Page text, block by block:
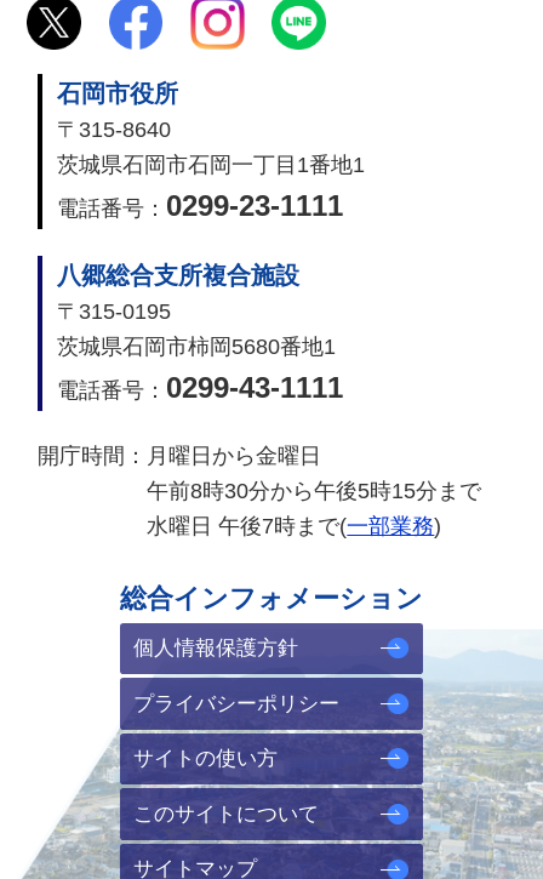
石岡市役所
〒315-8640
茨城県石岡市石岡一丁目1番地1
電話番号： 0299-23-1111
八郷総合支所複合施設
〒315-0195
茨城県石岡市柿岡5680番地1
電話番号： 0299-43-1111
開庁時間： 月曜日から金曜日
午前8時30分から午後5時15分まで
水曜日 午後7時まで(一部業務)
総合インフォメーション
個人情報保護方針
プライバシーポリシー
サイトの使い方
このサイトについて
サイトマップ